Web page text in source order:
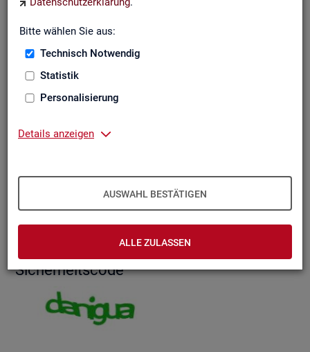
Bitte wählen Sie aus:
Technisch Notwendig
Statistik
Personalisierung
Details anzeigen
AUSWAHL BESTÄTIGEN
ALLE ZULASSEN
Empfänger*
Si­cher­heits­code